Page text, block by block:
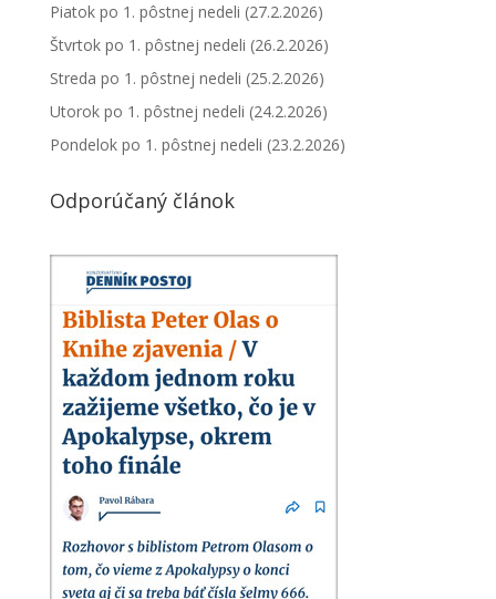
Piatok po 1. pôstnej nedeli (27.2.2026)
Štvrtok po 1. pôstnej nedeli (26.2.2026)
Streda po 1. pôstnej nedeli (25.2.2026)
Utorok po 1. pôstnej nedeli (24.2.2026)
Pondelok po 1. pôstnej nedeli (23.2.2026)
Odporúčaný článok